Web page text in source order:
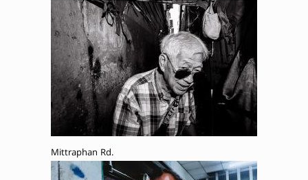
Mittraphan Rd.